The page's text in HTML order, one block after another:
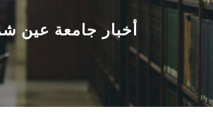
أخبار جامعة عين